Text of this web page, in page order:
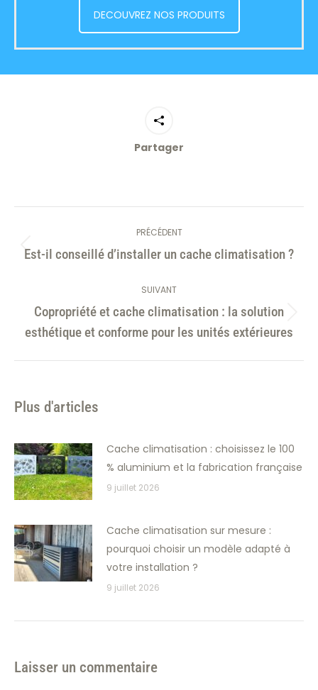
DECOUVREZ NOS PRODUITS
Partager
PRÉCÉDENT
Article
:
Est-il conseillé d’installer un cache climatisation ?
SUIVANT
Article
suivant
:
Copropriété et cache climatisation : la solution
esthétique et conforme pour les unités extérieures
Plus d'articles
Cache climatisation : choisissez le 100
% aluminium et la fabrication française
9 juillet 2026
Cache climatisation sur mesure :
pourquoi choisir un modèle adapté à
votre installation ?
9 juillet 2026
Laisser un commentaire